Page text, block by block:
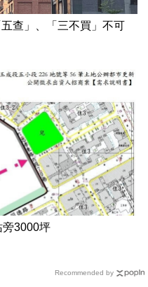
查」、「三不買」不可
3000坪
Recommended by